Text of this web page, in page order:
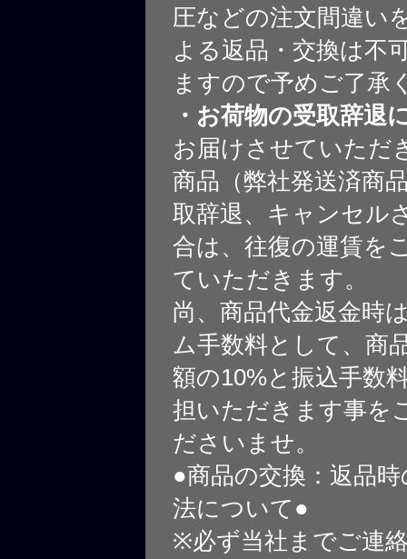
圧などの注文間違い
よる返品・交換は不
ますので予めご了承
・お荷物の受取辞退
お届けさせていただ
商品（弊社発送済商
取辞退、キャンセル
合は、往復の運賃を
ていただきます。
尚、商品代金返金時
ム手数料として、商
額の10%と振込手数
担いただきます事を
ださいませ。
●商品の交換：返品
法について●
※必ず当社までご連